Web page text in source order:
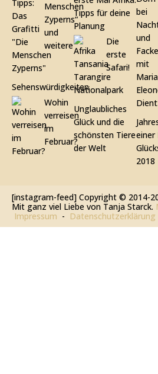
Menschen
Zyperns“
und
weitere
Sehenswürdigkeiten
Wohin
verreisen
im
Februar?
Tipps für deine
Planung
Die
erste
Safari!
Unglaubliches
Glück und die
schönsten Tiere
der Welt
einer
2018
[instagram-feed] Copyright © 2014-
Mit ganz viel Liebe von Tanja Starck.
Impressum - Datenschutzerklärung